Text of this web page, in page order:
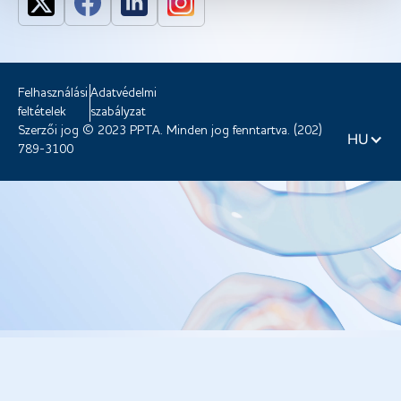
Felhasználási
feltételek
Adatvédelmi
szabályzat
Szerzői jog © 2023 PPTA. Minden jog fenntartva. (202)
789-3100
HU